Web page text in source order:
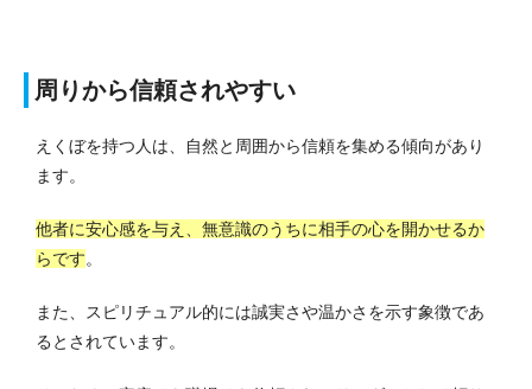
周りから信頼されやすい
えくぼを持つ人は、自然と周囲から信頼を集める傾向があり
ます。
他者に安心感を与え、無意識のうちに相手の心を開かせるか
らです。
また、スピリチュアル的には誠実さや温かさを示す象徴であ
るとされています。